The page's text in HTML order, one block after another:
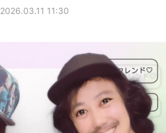
2026.03.11 11:30